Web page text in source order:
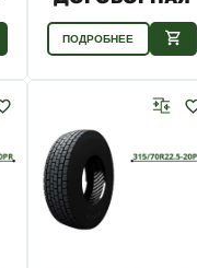
ПОДРОБНЕЕ